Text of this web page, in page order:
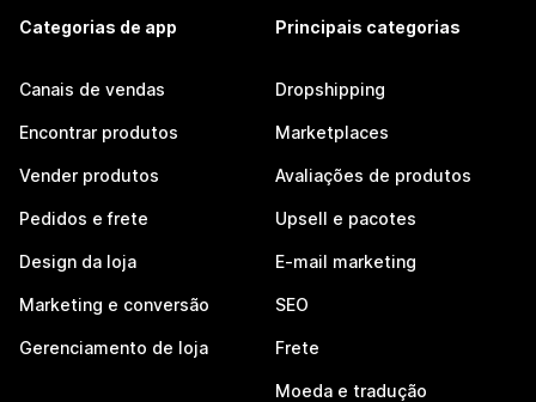
Categorias de app
Canais de vendas
Encontrar produtos
Vender produtos
Pedidos e frete
Design da loja
Marketing e conversão
Gerenciamento de loja
Principais categorias
Dropshipping
Marketplaces
Avaliações de produtos
Upsell e pacotes
E-mail marketing
SEO
Frete
Moeda e tradução